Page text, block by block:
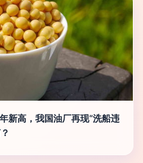
新高，我国油厂再现“洗船违